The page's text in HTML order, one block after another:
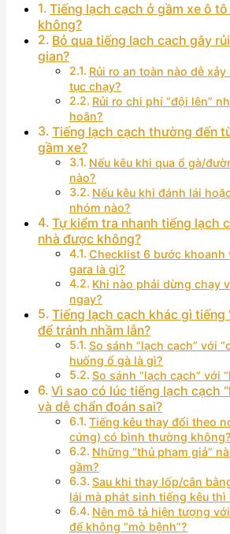
Tiếng lạch cạch ở gầm xe ô
không?
Bỏ qua tiếng lạch cạch gây
gian?
Rủi ro an toàn nào dễ
tục chạy?
Rủi ro chi phí “đội lên”
hoãn?
Tiếng lạch cạch thường đến
gầm xe?
Nếu kêu khi qua ổ gà/
nào?
Nếu kêu khi đánh lái
nhóm nào?
Tự kiểm tra nhanh tiếng lạch
nhà được không?
Checklist 6 bước khoanh
gara là gì?
Khi nào phải dừng chạy
ngay?
Tiếng lạch cạch khác gì tiếng
để tránh nhầm lẫn?
So sánh “lạch cạch” với
huống ổ gà là gì?
So sánh “lạch cạch” với
Vì sao có lúc tiếng lạch cạch
và dễ chẩn đoán sai?
Tiếng kêu thay đổi theo
cứng) có bình thường không?
Những “thủ phạm giả”
gầm?
Sau khi thay lốp/cân
lái mà phát sinh tiếng kêu thì
Nên mô tả hiện tượng
để không “mò bệnh”?